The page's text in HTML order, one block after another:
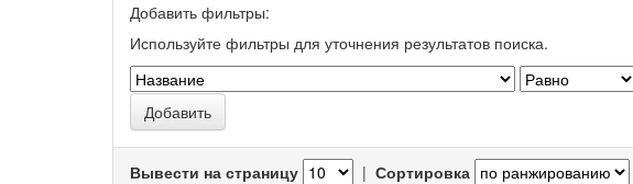
Добавить фильтры:
Используйте фильтры для уточнения результатов поиска.
Вывести на страницу | Сортировка